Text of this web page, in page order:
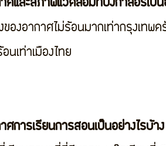
ของอากาศไม่ร้อนมากเท่ากรุงเท
นเท่าเมืองไทย
ศการเรียนการสอนเป็นอย่างไรบ้าง